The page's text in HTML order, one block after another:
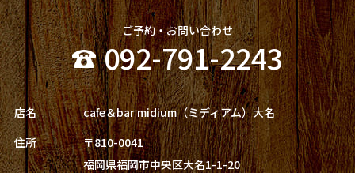
ご予約・お問い合わせ
092-791-2243
店名
cafe＆bar midium（ミディアム）大名
住所
〒810-0041
福岡県福岡市中央区大名1-1-20